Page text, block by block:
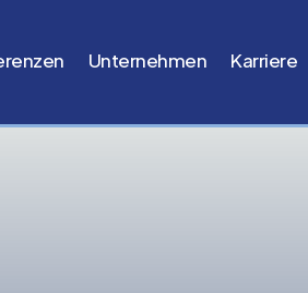
Unternehmen Karriere